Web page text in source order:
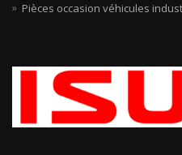
Pièces occasion véhicules